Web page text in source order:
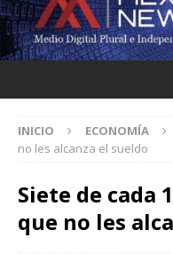
INICIO ECONOMÍA
no les alcanza el sueldo
Siete de cada
que no les